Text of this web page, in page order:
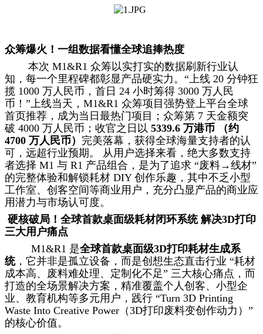
众筹爆火！一组数据看懂全球追捧热度
本次 M1&R1 众筹以实打实的数据刷新行业认
知，每一个里程碑都彰显产品硬实力。 “上线 20 分钟狂
揽 1000 万人民币，首日 24 小时筹得 3000 万人民
币！”上线当天，M1&R1 众筹项目强势登上平台全球
首页推荐，成为当日最热门项目；众筹第 7 天金额突
破 4000 万人民币；收官之日以 5339.6 万港币 （约
4700 万人民币） 完美落幕，获得全球海量支持者的认
可，远超行业预期。
从用户选择来看，绝大多数支持
者选择 M1 与 R1 产品组合，是为了追求 “废料→线材”
的完整体验和解锁耗材 DIY 创作乐趣，其中不乏小型
工作室、创客空间等商业用户，充分凸显产品的商业应
用潜力与市场认可度。
硬核破局！全球首款桌面级耗材闭环系统 解决3D打印
三大用户痛点
M1&R1 是全球首款桌面级3D打印耗材生成系
统，它并非是孤立设备，而是创想生态直击行业 “耗材
成本高、废料难处理、定制化不足” 三大核心痛点，而
打造的全场景解决方案，精准覆盖个人创客、小型企
业、教育机构等多元用户，践行 “Turn 3D Printing
Waste Into Creative Power（3D打印废料变创作动力）”
的核心价值。